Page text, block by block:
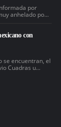
por
anhelado po...
con
se encuentran, el
Cuadras u...